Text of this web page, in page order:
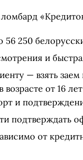
56 250
и
— взять
от 16
и
подтверждать
от